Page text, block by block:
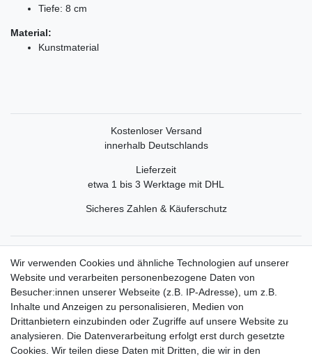
Tiefe: 8 cm
Material:
Kunstmaterial
Kostenloser Versand
innerhalb Deutschlands
Lieferzeit
etwa 1 bis 3 Werktage mit DHL
Sicheres Zahlen & Käuferschutz
Rechtliche Informationen
Widerrufsrecht
Widerrufsformular
Wir verwenden Cookies und ähnliche Technologien auf unserer
Website und verarbeiten personenbezogene Daten von
Besucher:innen unserer Webseite (z.B. IP-Adresse), um z.B.
Inhalte und Anzeigen zu personalisieren, Medien von
Drittanbietern einzubinden oder Zugriffe auf unsere Website zu
analysieren. Die Datenverarbeitung erfolgt erst durch gesetzte
Cookies. Wir teilen diese Daten mit Dritten, die wir in den